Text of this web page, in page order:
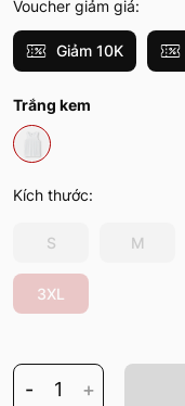
Voucher giảm giá:
Giảm 10K
Trắng kem
Kích thước:
S M
3XL
- 1 +